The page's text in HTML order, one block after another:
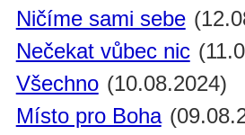
Ničíme sami sebe
Nečekat vůbec nic
Všechno (10.08.2024)
Místo pro Boha